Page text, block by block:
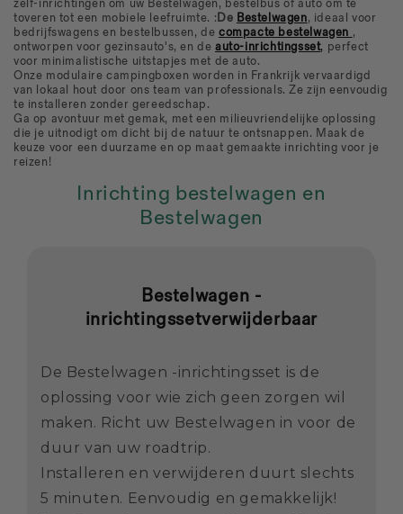
zelf-inrichtingen om uw Bestelwagen, bestelbus of auto om te
toveren tot een mobiele leefruimte. : De Bestelwagen, ideaal voor
bedrijfswagens en bestelbussen, decompacte bestelwagen ,
ontworpen voor gezinsauto's, en deauto-inrichtingsset, perfect
voor minimalistische uitstapjes met de auto.
Onze modulaire campingboxen worden in Frankrijk vervaardigd
van lokaal hout door ons team van professionals. Ze zijn eenvoudig
te installeren zonder gereedschap.
Ga op avontuur met gemak, met een milieuvriendelijke oplossing
die je uitnodigt om dicht bij de natuur te ontsnappen. Maak de
keuze voor een duurzame en op maat gemaakte inrichting voor je
reizen!
Inrichting bestelwagen en
Bestelwagen
Bestelwagen -
inrichtingssetverwijderbaar
De Bestelwagen -inrichtingsset is de
oplossing voor wie zich geen zorgen wil
maken. Richt uw Bestelwagen in voor de
duur van uw roadtrip.
Installeren en verwijderen duurt slechts
5 minuten. Eenvoudig en gemakkelijk!